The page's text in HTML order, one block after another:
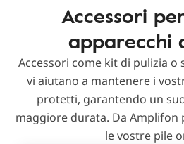
Accessori
apparecchi
Accessori come kit di pulizia o
vi aiutano a mantenere i
protetti, garantendo un
maggiore durata. Da Amplifon
le vostre pile